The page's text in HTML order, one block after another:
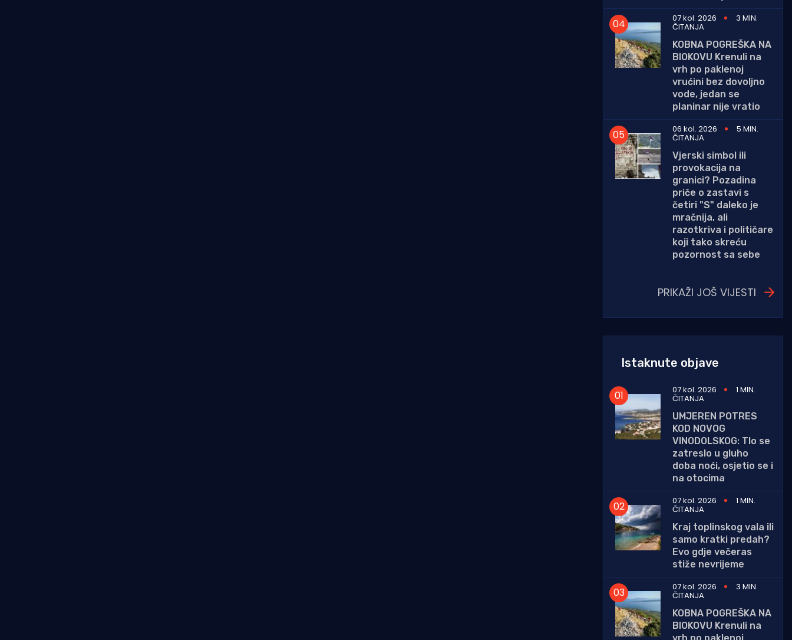
07 kol. 2026
3 MIN.
ČITANJA
KOBNA POGREŠKA NA
BIOKOVU Krenuli na
vrh po paklenoj
vrućini bez dovoljno
vode, jedan se
planinar nije vratio
06 kol. 2026
5 MIN.
ČITANJA
Vjerski simbol ili
provokacija na
granici? Pozadina
priče o zastavi s
četiri "S" daleko je
mračnija, ali
razotkriva i političare
koji tako skreću
pozornost sa sebe
PRIKAŽI JOŠ VIJESTI
Istaknute objave
07 kol. 2026 1 MIN.
ČITANJA
UMJEREN POTRES
KOD NOVOG
VINODOLSKOG: Tlo se
zatreslo u gluho
doba noći, osjetio se i
na otocima
07 kol. 2026
1 MIN.
ČITANJA
Kraj toplinskog vala ili
samo kratki predah?
Evo gdje večeras
stiže nevrijeme
07 kol. 2026
3 MIN.
ČITANJA
KOBNA POGREŠKA NA
BIOKOVU Krenuli na
vrh po paklenoj